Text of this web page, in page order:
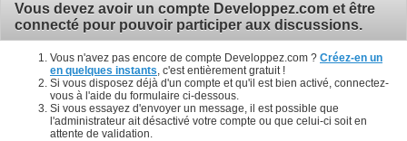
Vous devez avoir un compte Developpez.com et être
connecté pour pouvoir participer aux discussions.
Vous n'avez pas encore de compte Developpez.com ? Créez-en un
en quelques instants , c'est entièrement gratuit !
Si vous disposez déjà d'un compte et qu'il est bien activé, connectez-
vous à l'aide du formulaire ci-dessous.
Si vous essayez d'envoyer un message, il est possible que
l'administrateur ait désactivé votre compte ou que celui-ci soit en
attente de validation.